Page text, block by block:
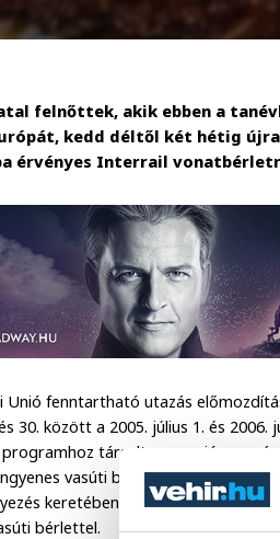
felnőttek, akik ebben a
kedd déltől két hétig
érvényes Interrail
Unió fenntartható utazás
30. között a 2005. július 1. és
programhoz társult nem uniós
vasúti bérlet egyikére. A
keretében eddig összesen
bérlettel.